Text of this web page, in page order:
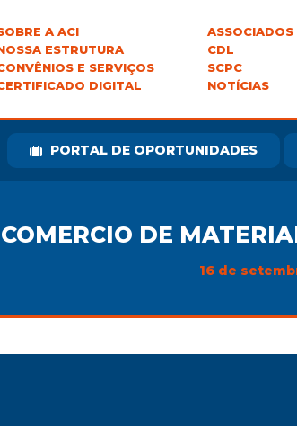
A ACI
ESTRUTURA
E SERVIÇOS
DIGITAL
ASSOCIADOS
CDL
SCPC
NOTÍCIAS
PORTAL DE OPORTUNIDADES
DE
16 de